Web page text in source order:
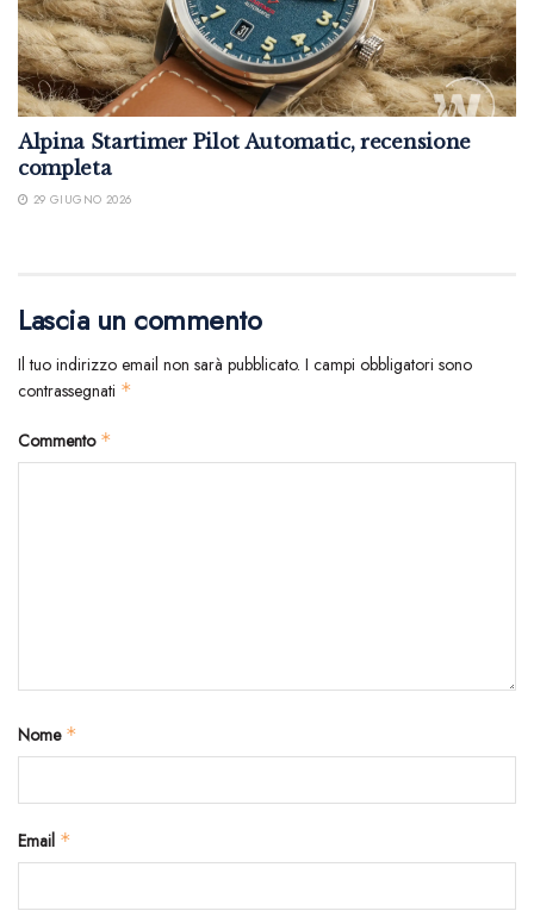
Alpina Startimer Pilot Automatic, recensione
completa
29 GIUGNO 2026
Lascia un commento
Il tuo indirizzo email non sarà pubblicato. I campi obbligatori sono
contrassegnati *
Commento *
Nome *
Email *